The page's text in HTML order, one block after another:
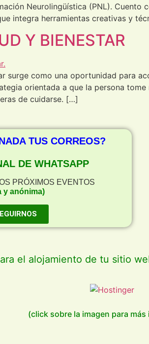
Neurolingüística (PNL).
integra herramientas creativas y
Y BIENESTAR
surge como una oportunidad para
orientada a que la persona
de cuidarse. […]
TUS CORREOS?
DE WHATSAPP
PRÓXIMOS EVENTOS
y anónima)
el alojamiento de tu sitio
(click sobre la imagen para